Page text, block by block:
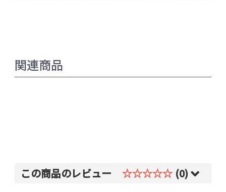
関連商品
この商品のレビュー ☆☆☆☆☆ (0)